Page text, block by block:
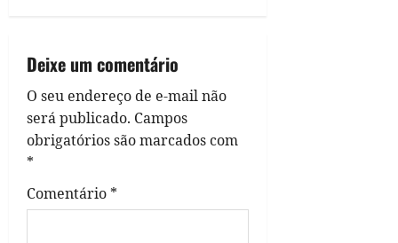
v
i
g
a
t
Deixe um comentário
O seu endereço de e-mail não
será publicado. Campos
obrigatórios são marcados com
*
Comentário *